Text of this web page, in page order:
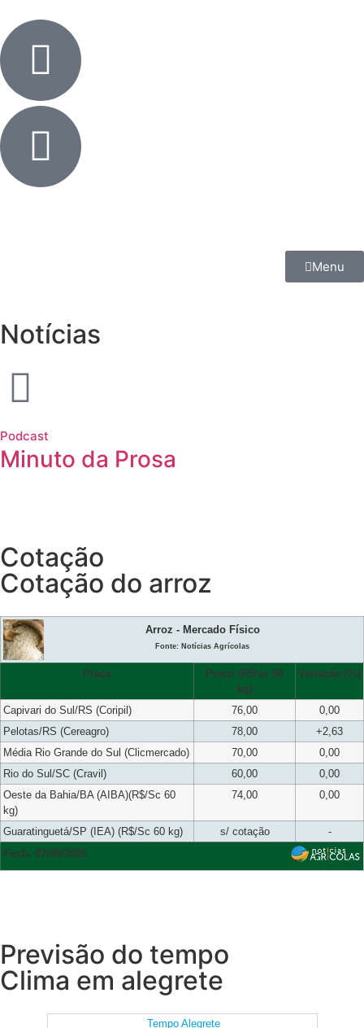
Menu
Notícias
Podcast
Minuto da Prosa
Cotação
Cotação do arroz
Arroz - Mercado Físico
Fonte: Notícias Agrícolas
Praça
Preço (R$/sc 50
kg)
Variação (%)
Capivari do Sul/RS (Coripil) 76,00
0,00
Pelotas/RS (Cereagro)
78,00
+2,63
Média Rio Grande do Sul (Clicmercado)
70,00
0,00
Rio do Sul/SC (Cravil)
60,00
0,00
Oeste da Bahia/BA (AIBA)(R$/Sc 60
kg)
74,00 0,00
Guaratinguetá/SP (IEA) (R$/Sc 60 kg) s/ cotação
-
Fech. 07/08/2026
Previsão do tempo
Clima em alegrete